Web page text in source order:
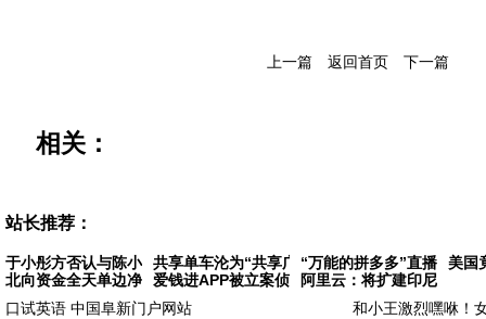
上一篇 返回首页 下一篇
相关：
站长推荐：
于小彤方否认与陈小纭分手 据悉共享单车沦为“共享广告牌” 有的小广告还
“万能的拼多多”直播卖飞
美国
北向资金全天单边净买入171亿元，沪股通大买
爱钱进APP被立案侦查 相关部门将严格按照司
阿里云：将扩建印尼数据
口试英语 中国阜新门户网站
和小王激烈嘿咻！